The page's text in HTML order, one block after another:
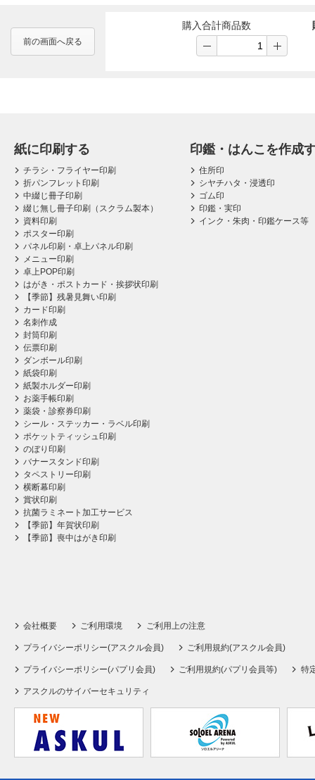
前の画面へ戻る
購入合計商品数
紙に印刷する
チラシ・フライヤー印刷
折パンフレット印刷
中綴じ冊子印刷
綴じ無し冊子印刷（スクラム製本）
資料印刷
ポスター印刷
パネル印刷・卓上パネル印刷
メニュー印刷
卓上POP印刷
はがき・ポストカード・挨拶状印刷
【季節】残暑見舞い印刷
カード印刷
名刺作成
封筒印刷
伝票印刷
ダンボール印刷
紙袋印刷
紙製ホルダー印刷
お薬手帳印刷
薬袋・診察券印刷
シール・ステッカー・ラベル印刷
ポケットティッシュ印刷
のぼり印刷
バナースタンド印刷
タペストリー印刷
横断幕印刷
賞状印刷
抗菌ラミネート加工サービス
【季節】年賀状印刷
【季節】喪中はがき印刷
印鑑・はんこを作成
住所印
シヤチハタ・浸透印
ゴム印
印鑑・実印
インク・朱肉・印鑑ケース等
会社概要 ご利用環境 ご利用上の注意
プライバシーポリシー(アスクル会員) ご利用規約(アスクル会員)
プライバシーポリシー(パプリ会員) ご利用規約(パプリ会員等) 特
アスクルのサイバーセキュリティ